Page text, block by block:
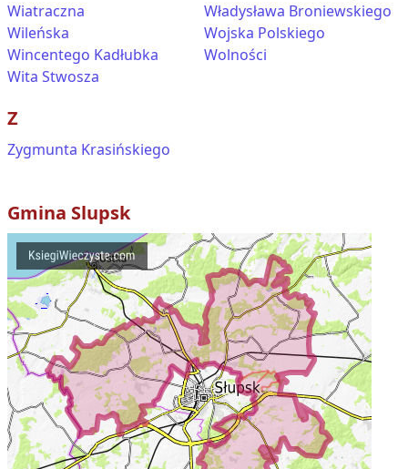
Wiatraczna
Wileńska
Wincentego Kadłubka
Wita Stwosza
Władysława Broniewskiego
Wojska Polskiego
Wolności
Z
Zygmunta Krasińskiego
Gmina Slupsk